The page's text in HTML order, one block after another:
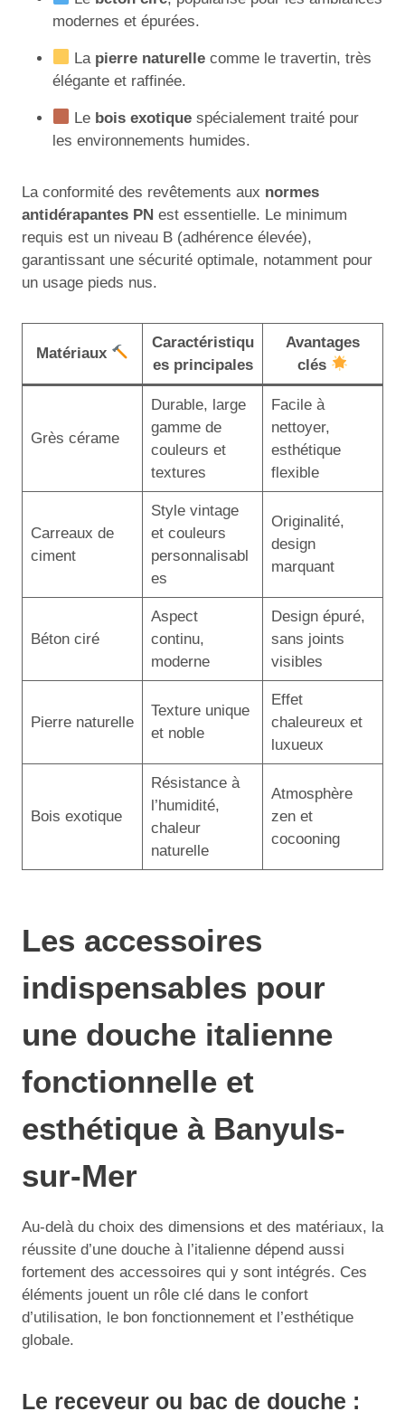
modernes et épurées.
La pierre naturelle comme le travertin, très
élégante et raffinée.
Le bois exotique spécialement traité pour
les environnements humides.
La conformité des revêtements aux normes
antidérapantes PN est essentielle. Le minimum
requis est un niveau B (adhérence élevée),
garantissant une sécurité optimale, notamment pour
un usage pieds nus.
Matériaux
Caractéristiqu
es principales
Avantages
clés
Grès cérame
Durable, large
gamme de
couleurs et
textures
Facile à
nettoyer,
esthétique
flexible
Carreaux de
ciment
Style vintage
et couleurs
personnalisabl
es
Originalité,
design
marquant
Béton ciré
Aspect
continu,
moderne
Design épuré,
sans joints
visibles
Pierre naturelle
Texture unique
et noble
Effet
chaleureux et
luxueux
Bois exotique
Résistance à
l’humidité,
chaleur
naturelle
Atmosphère
zen et
cocooning
Les accessoires
indispensables pour
une douche italienne
fonctionnelle et
esthétique à Banyuls-
sur-Mer
Au-delà du choix des dimensions et des matériaux, la
réussite d’une douche à l’italienne dépend aussi
fortement des accessoires qui y sont intégrés. Ces
éléments jouent un rôle clé dans le confort
d’utilisation, le bon fonctionnement et l’esthétique
globale.
Le receveur ou bac de douche :